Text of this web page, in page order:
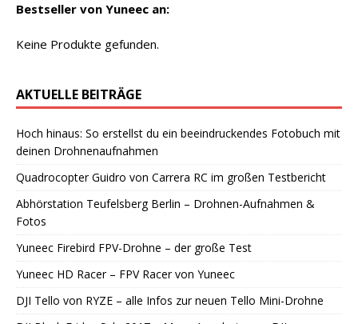
Bestseller von Yuneec an:
Keine Produkte gefunden.
AKTUELLE BEITRÄGE
Hoch hinaus: So erstellst du ein beeindruckendes Fotobuch mit
deinen Drohnenaufnahmen
Quadrocopter Guidro von Carrera RC im großen Testbericht
Abhörstation Teufelsberg Berlin – Drohnen-Aufnahmen &
Fotos
Yuneec Firebird FPV-Drohne – der große Test
Yuneec HD Racer – FPV Racer von Yuneec
DJI Tello von RYZE – alle Infos zur neuen Tello Mini-Drohne